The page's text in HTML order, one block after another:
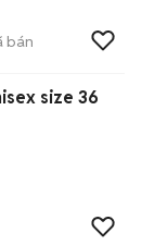
bán
size 36